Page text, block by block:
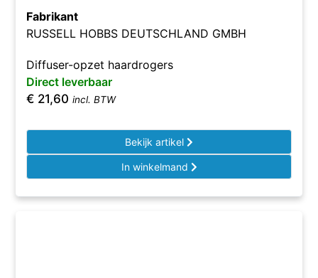
Fabrikant
RUSSELL HOBBS DEUTSCHLAND GMBH
Diffuser-opzet haardrogers
Direct leverbaar
€ 21,60 incl. BTW
Bekijk artikel
In winkelmand